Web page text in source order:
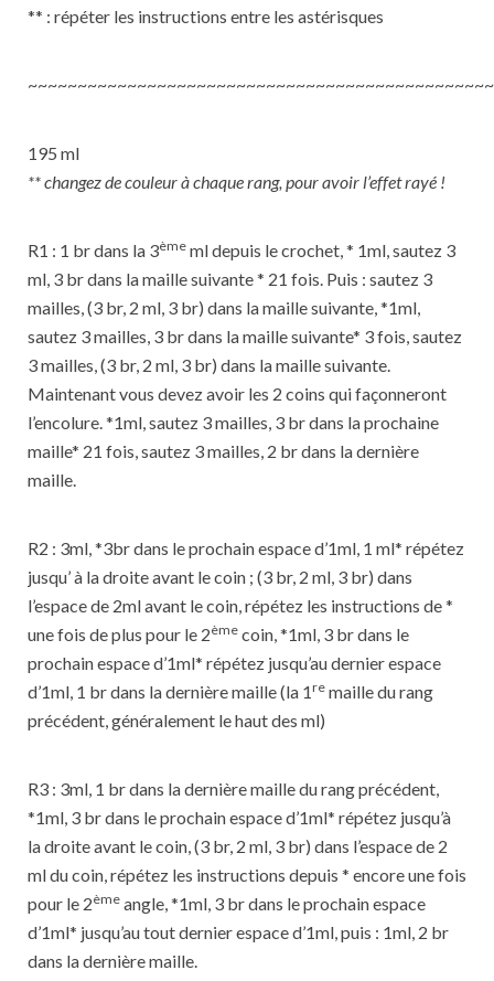
** : répéter les instructions entre les astérisques
195 ml
** changez de couleur à chaque rang, pour avoir l’effet rayé !
R1 : 1 br dans la 3ème ml depuis le crochet, * 1ml, sautez 3
ml, 3 br dans la maille suivante * 21 fois. Puis : sautez 3
mailles, (3 br, 2 ml, 3 br) dans la maille suivante, *1ml,
sautez 3 mailles, 3 br dans la maille suivante* 3 fois, sautez
3 mailles, (3 br, 2 ml, 3 br) dans la maille suivante.
Maintenant vous devez avoir les 2 coins qui façonneront
l’encolure. *1ml, sautez 3 mailles, 3 br dans la prochaine
maille* 21 fois, sautez 3 mailles, 2 br dans la dernière
maille.
R2 : 3ml, *3br dans le prochain espace d’1ml, 1 ml* répétez
jusqu’ à la droite avant le coin ; (3 br, 2 ml, 3 br) dans
l’espace de 2ml avant le coin, répétez les instructions de *
une fois de plus pour le 2ème coin, *1ml, 3 br dans le
prochain espace d’1ml* répétez jusqu’au dernier espace
d’1ml, 1 br dans la dernière maille (la 1re maille du rang
précédent, généralement le haut des ml)
R3 : 3ml, 1 br dans la dernière maille du rang précédent,
*1ml, 3 br dans le prochain espace d’1ml* répétez jusqu’à
la droite avant le coin, (3 br, 2 ml, 3 br) dans l’espace de 2
ml du coin, répétez les instructions depuis * encore une fois
pour le 2ème angle, *1ml, 3 br dans le prochain espace
d’1ml* jusqu’au tout dernier espace d’1ml, puis : 1ml, 2 br
dans la dernière maille.